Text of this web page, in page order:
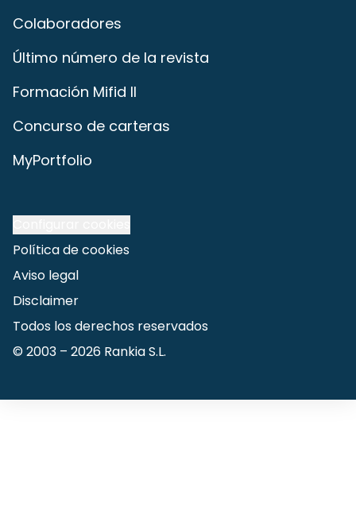
Colaboradores
Último número de la revista
Formación Mifid II
Concurso de carteras
MyPortfolio
Política de cookies
Aviso legal
Disclaimer
Todos los derechos reservados
© 2003 – 2026 Rankia S.L.